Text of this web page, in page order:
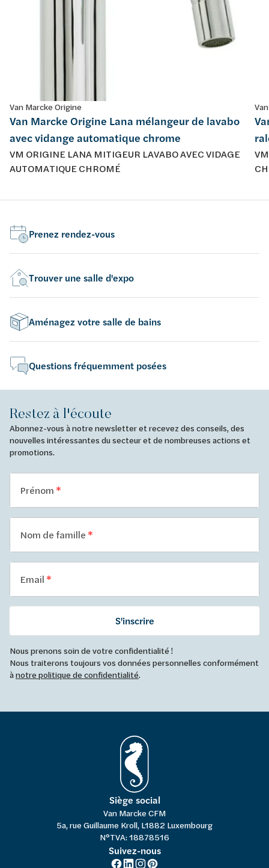
Van Marcke Origine
Van Marcke Origine Lana mélangeur de lavabo
avec vidange automatique chrome
VM ORIGINE LANA MITIGEUR LAVABO AVEC VIDAGE
AUTOMATIQUE CHROMÉ
Prenez rendez-vous
Trouver une salle d'expo
Aménagez votre salle de bains
Questions fréquemment posées
Restez à l'écoute
Abonnez-vous à notre newsletter et recevez des conseils, des
nouvelles intéressantes du secteur et de nombreuses actions et
promotions.
Prénom
Nom de famille
Email
S'inscrire
Nous prenons soin de votre confidentialité !
Nous traiterons toujours vos données personnelles conformément
ànotre politique de confidentialité.
Siège social
Van Marcke CFM
5a, rue Guillaume Kroll, L1882 Luxembourg
N°TVA: 18878516
Suivez-nous